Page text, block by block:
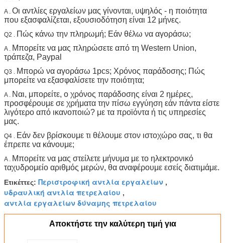
A . Οι αντλίες εργαλείων μας γίνονται, υψηλός - η ποιότητα
που εξασφαλίζεται, εξουσιοδότηση είναι 12 μήνες.
Q2 . Πώς κάνω την πληρωμή; Εάν θέλω να αγοράσω;
A . Μπορείτε να μας πληρώσετε από τη Western Union,
τράπεζα, Paypal
Q3 . Μπορώ να αγοράσω 1pcs; Χρόνος παράδοσης; Πώς
μπορείτε να εξασφαλίσετε την ποιότητα;
A . Ναι, μπορείτε, ο χρόνος παράδοσης είναι 2 ημέρες,
προσφέρουμε σε χρήματα την πίσω εγγύηση εάν πάντα είστε
λιγότερο από ικανοποιώ? με τα προϊόντα ή τις υπηρεσίες
μας.
Q4 . Εάν δεν βρίσκουμε τι θέλουμε στον ιστοχώρο σας, τι θα
έπρεπε να κάνουμε;
A . Μπορείτε να μας στείλετε μήνυμα με το ηλεκτρονικό
ταχυδρομείο αριθμός μερών, θα αναφέρουμε εσείς διατιμάμε.
Ετικέττες: Περιστροφική αντλία εργαλείων ,
υδραυλική αντλία πετρελαίου ,
αντλία εργαλείων δύναμης πετρελαίου
Αποκτήστε την καλύτερη τιμή για